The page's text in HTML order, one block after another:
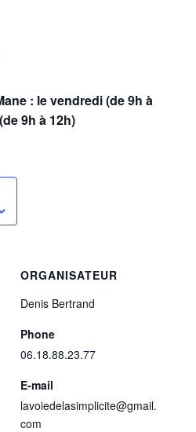
: le vendredi (de 9h à
9h à 12h)
ORGANISATEUR
Denis Bertrand
Phone
06.18.88.23.77
E-mail
lavoiedelasimplicite@gmail.
com